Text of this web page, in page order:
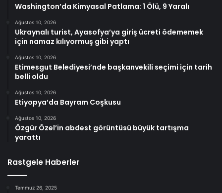
Washington’da Kimyasal Patlama: 1 Ölü, 9 Yaralı
Ağustos 10, 2026
Ukraynalı turist, Ayasofya’ya giriş ücreti ödememek
için namaz kılıyormuş gibi yaptı
Ağustos 10, 2026
Etimesgut Belediyesi’nde başkanvekili seçimi için tarih
belli oldu
Ağustos 10, 2026
Etiyopya’da Bayram Coşkusu
Ağustos 10, 2026
Özgür Özel’in abdest görüntüsü büyük tartışma
yarattı
Rastgele Haberler
Temmuz 26, 2025